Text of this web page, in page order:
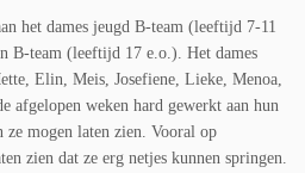
het dames jeugd B-team (leeftijd 7-11
B-team (leeftijd 17 e.o.). Het dames
Elin, Meis, Josefiene, Lieke, Menoa,
afgelopen weken hard gewerkt aan hun
ze mogen laten zien. Vooral op
zien dat ze erg netjes kunnen springen.